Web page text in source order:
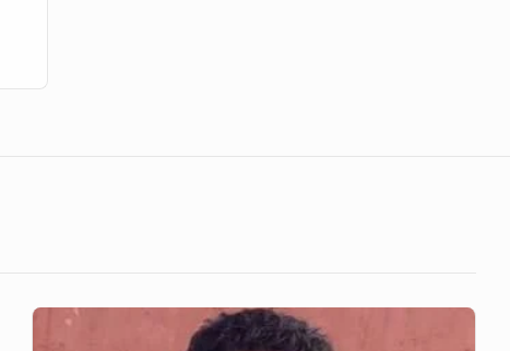
নোবিপ্রবির